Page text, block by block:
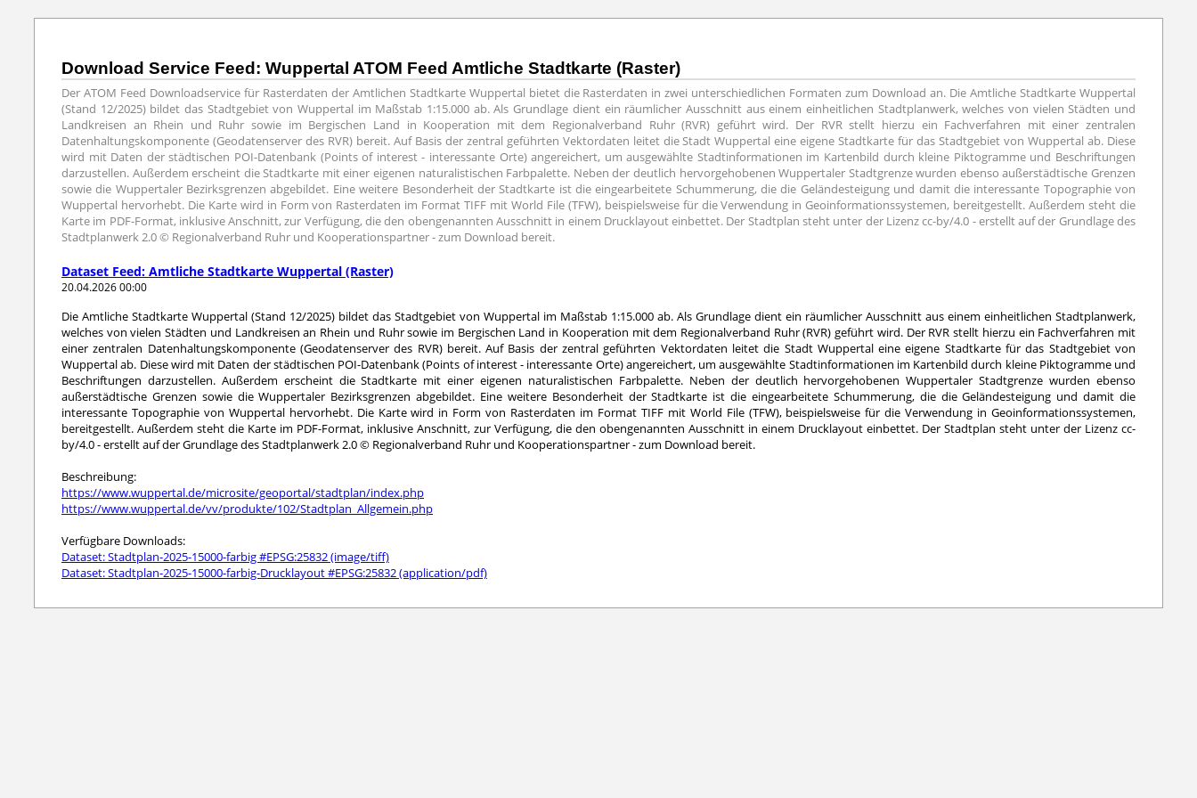
Download Service Feed: Wuppertal ATOM Feed Amtliche Stadtkarte (Raster)
Der ATOM Feed Downloadservice für Rasterdaten der Amtlichen Stadtkarte Wuppertal bietet die Rasterdaten in zwei unterschiedlichen Formaten zum Download an. Die Amtliche Stadtkarte Wuppertal
(Stand 12/2025) bildet das Stadtgebiet von Wuppertal im Maßstab 1:15.000 ab. Als Grundlage dient ein räumlicher Ausschnitt aus einem einheitlichen Stadtplanwerk, welches von vielen Städten und
Landkreisen an Rhein und Ruhr sowie im Bergischen Land in Kooperation mit dem Regionalverband Ruhr (RVR) geführt wird. Der RVR stellt hierzu ein Fachverfahren mit einer zentralen
Datenhaltungskomponente (Geodatenserver des RVR) bereit. Auf Basis der zentral geführten Vektordaten leitet die Stadt Wuppertal eine eigene Stadtkarte für das Stadtgebiet von Wuppertal ab. Diese
wird mit Daten der städtischen POI-Datenbank (Points of interest - interessante Orte) angereichert, um ausgewählte Stadtinformationen im Kartenbild durch kleine Piktogramme und Beschriftungen
darzustellen. Außerdem erscheint die Stadtkarte mit einer eigenen naturalistischen Farbpalette. Neben der deutlich hervorgehobenen Wuppertaler Stadtgrenze wurden ebenso außerstädtische Grenzen
sowie die Wuppertaler Bezirksgrenzen abgebildet. Eine weitere Besonderheit der Stadtkarte ist die eingearbeitete Schummerung, die die Geländesteigung und damit die interessante Topographie von
Wuppertal hervorhebt. Die Karte wird in Form von Rasterdaten im Format TIFF mit World File (TFW), beispielsweise für die Verwendung in Geoinformationssystemen, bereitgestellt. Außerdem steht die
Karte im PDF-Format, inklusive Anschnitt, zur Verfügung, die den obengenannten Ausschnitt in einem Drucklayout einbettet. Der Stadtplan steht unter der Lizenz cc-by/4.0 - erstellt auf der Grundlage des
Stadtplanwerk 2.0 © Regionalverband Ruhr und Kooperationspartner - zum Download bereit.
Dataset Feed: Amtliche Stadtkarte Wuppertal (Raster)
20.04.2026 00:00
Die Amtliche Stadtkarte Wuppertal (Stand 12/2025) bildet das Stadtgebiet von Wuppertal im Maßstab 1:15.000 ab. Als Grundlage dient ein räumlicher Ausschnitt aus einem einheitlichen Stadtplanwerk,
welches von vielen Städten und Landkreisen an Rhein und Ruhr sowie im Bergischen Land in Kooperation mit dem Regionalverband Ruhr (RVR) geführt wird. Der RVR stellt hierzu ein Fachverfahren mit
einer zentralen Datenhaltungskomponente (Geodatenserver des RVR) bereit. Auf Basis der zentral geführten Vektordaten leitet die Stadt Wuppertal eine eigene Stadtkarte für das Stadtgebiet von
Wuppertal ab. Diese wird mit Daten der städtischen POI-Datenbank (Points of interest - interessante Orte) angereichert, um ausgewählte Stadtinformationen im Kartenbild durch kleine Piktogramme und
Beschriftungen darzustellen. Außerdem erscheint die Stadtkarte mit einer eigenen naturalistischen Farbpalette. Neben der deutlich hervorgehobenen Wuppertaler Stadtgrenze wurden ebenso
außerstädtische Grenzen sowie die Wuppertaler Bezirksgrenzen abgebildet. Eine weitere Besonderheit der Stadtkarte ist die eingearbeitete Schummerung, die die Geländesteigung und damit die
interessante Topographie von Wuppertal hervorhebt. Die Karte wird in Form von Rasterdaten im Format TIFF mit World File (TFW), beispielsweise für die Verwendung in Geoinformationssystemen,
bereitgestellt. Außerdem steht die Karte im PDF-Format, inklusive Anschnitt, zur Verfügung, die den obengenannten Ausschnitt in einem Drucklayout einbettet. Der Stadtplan steht unter der Lizenz cc-
by/4.0 - erstellt auf der Grundlage des Stadtplanwerk 2.0 © Regionalverband Ruhr und Kooperationspartner - zum Download bereit.
Beschreibung:
https://www.wuppertal.de/microsite/geoportal/stadtplan/index.php
https://www.wuppertal.de/vv/produkte/102/Stadtplan_Allgemein.php
Verfügbare Downloads:
Dataset: Stadtplan-2025-15000-farbig #EPSG:25832 (image/tiff)
Dataset: Stadtplan-2025-15000-farbig-Drucklayout #EPSG:25832 (application/pdf)